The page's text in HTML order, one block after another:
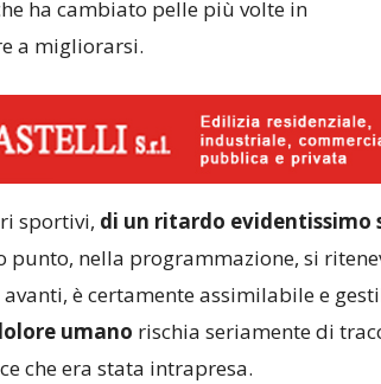
ha cambiato pelle più volte in
a migliorarsi.
sportivi, di un ritardo evidentissimo
punto, nella programmazione, si
è certamente assimilabile e
umano rischia seriamente di
che era stata intrapresa.